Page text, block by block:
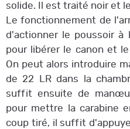
solide. Il est traité noir et
Le fonctionnement de
d'actionner le poussoir à
pour libérer le canon et
On peut alors introduire
de 22 LR dans la
suffit ensuite de
pour mettre la carabine
coup tiré, il suffit